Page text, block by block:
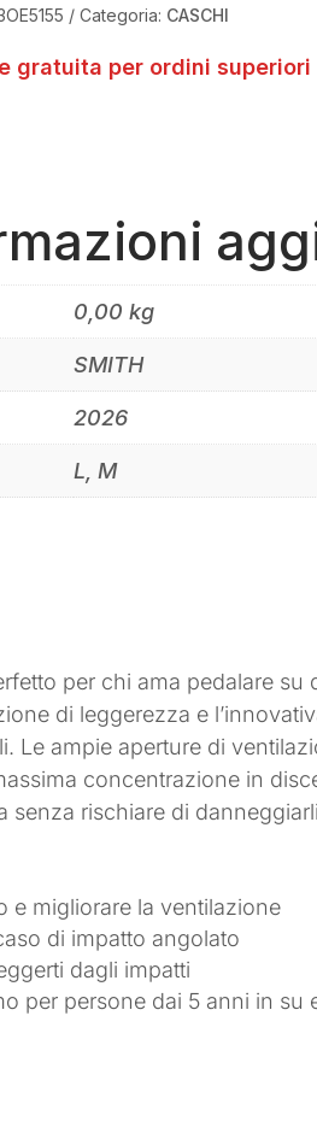
Categoria: CASCHI
gratuita per ordini superiori
0,00 kg
SMITH
2026
L, M
per chi ama pedalare su
di leggerezza e
Le ampie aperture di
concentrazione in
rischiare di
e migliorare la ventilazione
di impatto angolato
dagli impatti
per persone dai 5 anni in su